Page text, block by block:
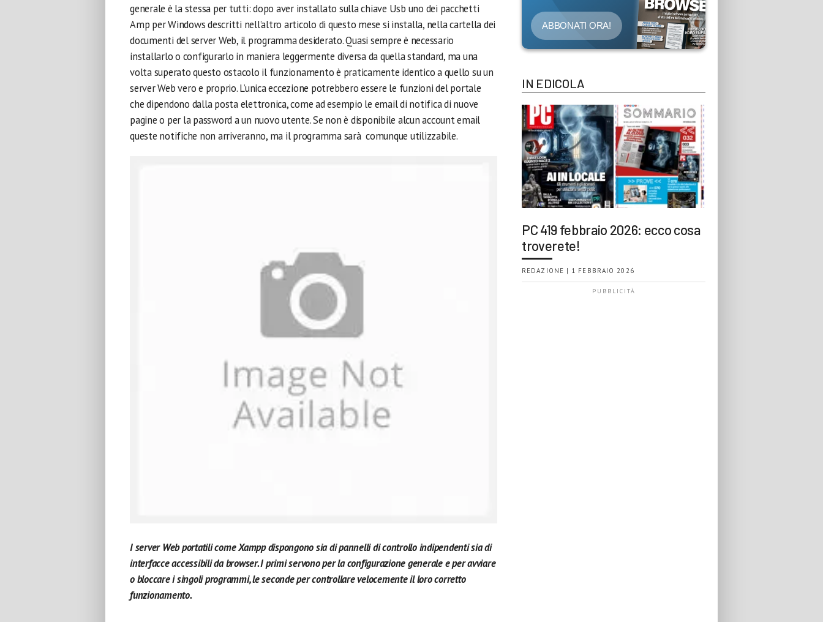
generale è la stessa per tutti: dopo aver installato sulla chiave Usb uno dei pacchetti
Amp per Windows descritti nell’altro articolo di questo mese si installa, nella cartella dei
documenti del server Web, il programma desiderato. Quasi sempre è necessario
installarlo o configurarlo in maniera leggermente diversa da quella standard, ma una
volta superato questo ostacolo il funzionamento è praticamente identico a quello su un
server Web vero e proprio. L’unica eccezione potrebbero essere le funzioni del portale
che dipendono dalla posta elettronica, come ad esempio le email di notifica di nuove
pagine o per la password a un nuovo utente. Se non è disponibile alcun account email
queste notifiche non arriveranno, ma il programma sarà comunque utilizzabile.
I server Web portatili come Xampp dispongono sia di pannelli di controllo indipendenti sia di
interfacce accessibili da browser. I primi servono per la configurazione generale e per avviare
o bloccare i singoli programmi, le seconde per controllare velocemente il loro corretto
funzionamento.
ABBONATI ORA!
IN EDICOLA
PC 419 febbraio 2026: ecco cosa
troverete!
REDAZIONE | 1 FEBBRAIO 2026